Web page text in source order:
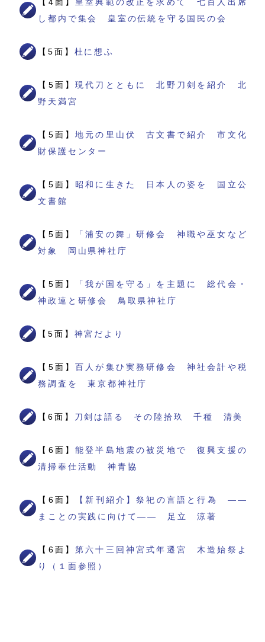
し都内で集会 皇室の伝統を守る国民の会
【5面】 杜に想ふ
【5面】現代刀とともに 北野刀剣を紹介 北
野天満宮
【5面】地元の里山伏 古文書で紹介 市文化
財保護センター
【5面】 昭和に生きた 日本人の姿を 国立公
文書館
【5面】
「浦安の舞」研修会 神職や巫女など
対象 岡山県神社庁
【5面】
「我が国を守る」を主題に 総代会・
神政連と研修会 鳥取県神社庁
【5面】 神宮だより
【5面】百人が集ひ実務研修会 神社会計や税
務調査を 東京都神社庁
【6面】 刀剣は語る その陸拾玖 千種 清美
【6面】能登半島地震の被災地で 復興支援の
清掃奉仕活動 神青協
【6面】
【新刊紹介】祭祀の言語と行為 ――
まことの実践に向けて―― 足立 涼著
【6面】第六十三回神宮式年遷宮 木造始祭よ
り（１面参照）